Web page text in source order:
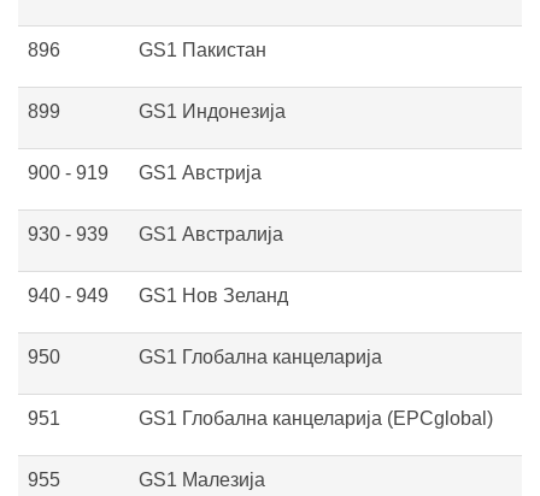
896 GS1 Пакистан
899 GS1 Индонезија
900 - 919 GS1 Австрија
930 - 939 GS1 Австралија
940 - 949 GS1 Нов Зеланд
950 GS1 Глобална канцеларија
951 GS1 Глобална канцеларија (EPCglobal)
955 GS1 Малезија